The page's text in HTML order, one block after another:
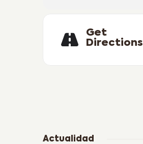
Get
Directions
Actualidad